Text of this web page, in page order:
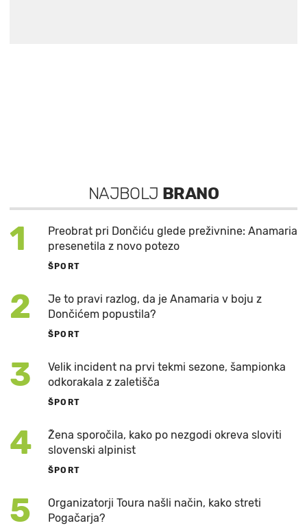
NAJBOLJ BRANO
1
Preobrat pri Dončiću glede preživnine: Anamaria
presenetila z novo potezo
ŠPORT
2
Je to pravi razlog, da je Anamaria v boju z
Dončićem popustila?
ŠPORT
3
Velik incident na prvi tekmi sezone, šampionka
odkorakala z zaletišča
ŠPORT
4
Žena sporočila, kako po nezgodi okreva sloviti
slovenski alpinist
ŠPORT
5
Organizatorji Toura našli način, kako streti
Pogačarja?